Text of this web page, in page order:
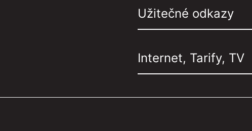
Užitečné odkazy
Internet, Tarify, TV